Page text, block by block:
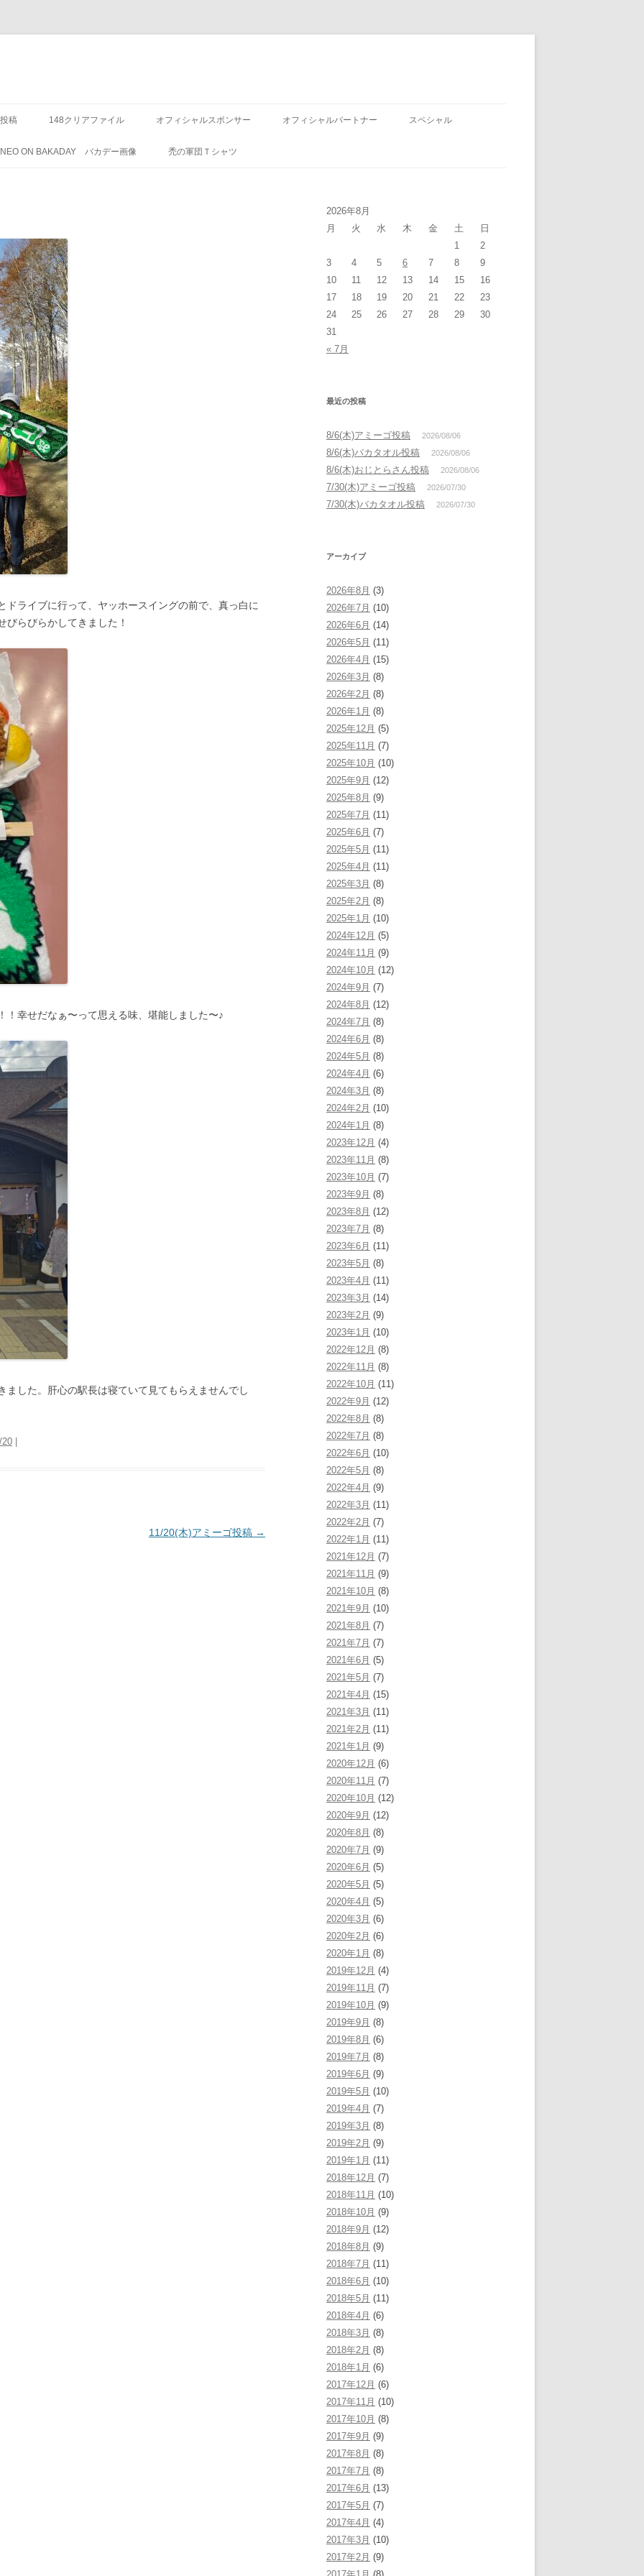
稿 148クリアファイル オフィシャルスポンサー オフィシャルパートナー スペシャル
ON BAKADAY バカデー画像 禿の軍団Ｔシャツ
ドライブに行って、ヤッホースイングの前で、真っ白に
びらびらかしてきました！
！幸せだなぁ〜って思える味、堪能しました〜♪
ました。肝心の駅長は寝ていて見てもらえませんでし
20
11/20(木)アミーゴ投稿 →
2026年8月
月
火 水 木 金 土
日
1
2
3
4 5 6 7 8
9
10
11 12 13 14 15
16
17
18 19 20 21 22
23
24
25 26 27 28 29
30
31
« 7月
最近の投稿
8/6(木)アミーゴ投稿 2026/08/06
8/6(木)バカタオル投稿 2026/08/06
8/6(木)おじとらさん投稿 2026/08/06
7/30(木)アミーゴ投稿 2026/07/30
7/30(木)バカタオル投稿 2026/07/30
アーカイブ
2026年8月 (3)
2026年7月 (10)
2026年6月 (14)
2026年5月 (11)
2026年4月 (15)
2026年3月 (8)
2026年2月 (8)
2026年1月 (8)
2025年12月 (5)
2025年11月 (7)
2025年10月 (10)
2025年9月 (12)
2025年8月 (9)
2025年7月 (11)
2025年6月 (7)
2025年5月 (11)
2025年4月 (11)
2025年3月 (8)
2025年2月 (8)
2025年1月 (10)
2024年12月 (5)
2024年11月 (9)
2024年10月 (12)
2024年9月 (7)
2024年8月 (12)
2024年7月 (8)
2024年6月 (8)
2024年5月 (8)
2024年4月 (6)
2024年3月 (8)
2024年2月 (10)
2024年1月 (8)
2023年12月 (4)
2023年11月 (8)
2023年10月 (7)
2023年9月 (8)
2023年8月 (12)
2023年7月 (8)
2023年6月 (11)
2023年5月 (8)
2023年4月 (11)
2023年3月 (14)
2023年2月 (9)
2023年1月 (10)
2022年12月 (8)
2022年11月 (8)
2022年10月 (11)
2022年9月 (12)
2022年8月 (8)
2022年7月 (8)
2022年6月 (10)
2022年5月 (8)
2022年4月 (9)
2022年3月 (11)
2022年2月 (7)
2022年1月 (11)
2021年12月 (7)
2021年11月 (9)
2021年10月 (8)
2021年9月 (10)
2021年8月 (7)
2021年7月 (7)
2021年6月 (5)
2021年5月 (7)
2021年4月 (15)
2021年3月 (11)
2021年2月 (11)
2021年1月 (9)
2020年12月 (6)
2020年11月 (7)
2020年10月 (12)
2020年9月 (12)
2020年8月 (8)
2020年7月 (9)
2020年6月 (5)
2020年5月 (5)
2020年4月 (5)
2020年3月 (6)
2020年2月 (6)
2020年1月 (8)
2019年12月 (4)
2019年11月 (7)
2019年10月 (9)
2019年9月 (8)
2019年8月 (6)
2019年7月 (8)
2019年6月 (9)
2019年5月 (10)
2019年4月 (7)
2019年3月 (8)
2019年2月 (9)
2019年1月 (11)
2018年12月 (7)
2018年11月 (10)
2018年10月 (9)
2018年9月 (12)
2018年8月 (9)
2018年7月 (11)
2018年6月 (10)
2018年5月 (11)
2018年4月 (6)
2018年3月 (8)
2018年2月 (8)
2018年1月 (6)
2017年12月 (6)
2017年11月 (10)
2017年10月 (8)
2017年9月 (9)
2017年8月 (8)
2017年7月 (8)
2017年6月 (13)
2017年5月 (7)
2017年4月 (4)
2017年3月 (10)
2017年2月 (9)